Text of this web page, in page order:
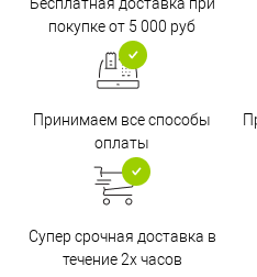
покупке от 5 000 руб
Принимаем все способы
оплаты
Супер срочная доставка в
течение 2х часов